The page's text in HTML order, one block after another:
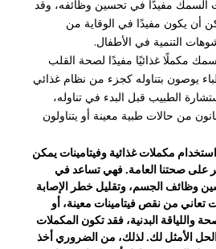
السمك مفيدًا في تحسين وظائفه، وقد
أن يكون مفيدًا في الوقاية من
التنمية في الأطفال.
مكملًا غذائيًا مفيدًا لصحة القلب
يوصون بتناوله كجزء من نظام غذائي
الطبيب قبل البدء في تناوله،
من حالات طبية معينة أو يتناولون
مكملات غذائية وفيتامينات يمكن
على صحتنا العامة. فهي تساعد في
وظائف الجسم، وتقليل خطر الإصابة
تعاني من نقص فيتامينات معينة، أو
واللياقة البدنية، فقد تكون المكملات
الحل الأمثل لك. لذلك، من الضروري أخذ